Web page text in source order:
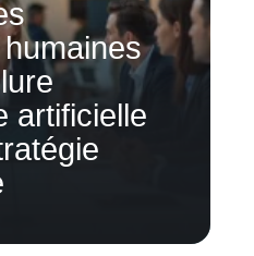
artificielle